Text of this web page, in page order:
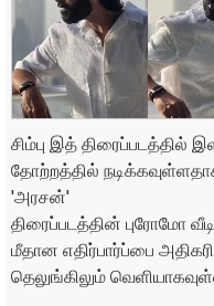
சிம்பு இத் திரைப்படத்தில்
தோற்றத்தில்
'அரசன்'
திரைப்படத்தின் புரோமோ
மீதான எதிர்பார்ப்பை
தெலுங்கிலும்